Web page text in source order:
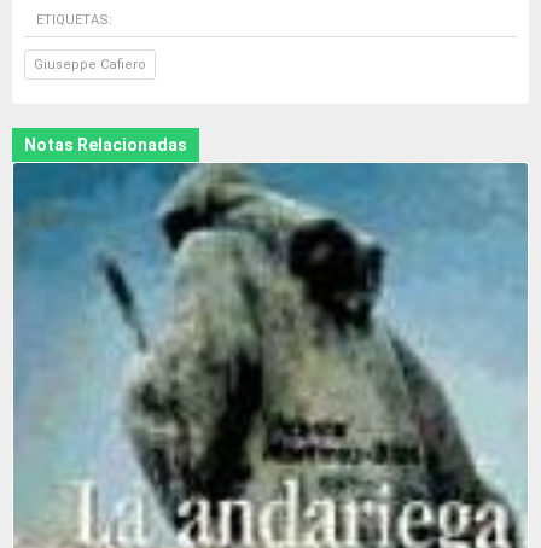
ETIQUETAS:
Giuseppe Cafiero
Notas Relacionadas